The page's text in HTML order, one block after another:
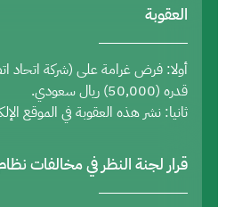
العقوبة
أولا: فرض غرامة على (شركة اتحاد
قدره (50,000) ريال سعودي.
ثانيا: نشر هذه العقوبة في الموقع
قرار لجنة النظر في مخالفات